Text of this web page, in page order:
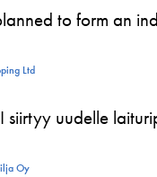
to form an
Ltd
siirtyy uudelle
Oy